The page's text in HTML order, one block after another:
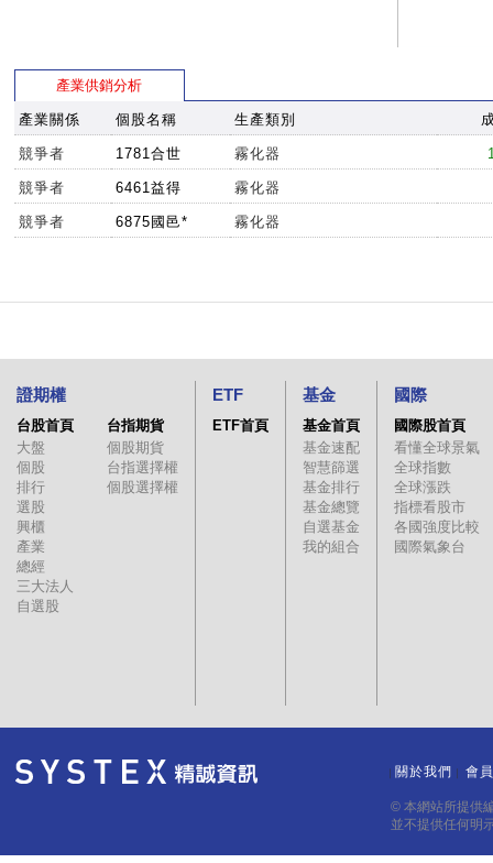
產業供銷分析
產業關係 個股名稱 生產類別
競爭者 1781合世 霧化器
競爭者 6461益得 霧化器
競爭者 6875國邑* 霧化器
證期權
台股首頁
大盤
個股
排行
選股
興櫃
產業
總經
三大法人
自選股
台指期貨
個股期貨
台指選擇權
個股選擇權
ETF
ETF首頁
基金
基金首頁
基金速配
智慧篩選
基金排行
基金總覽
自選基金
我的組合
國際
國際股首頁
看懂全球景氣
全球指數
全球漲跌
指標看股市
各國強度比較
國際氣象台
關於我們 會
© 本網站所提供
並不提供任何明